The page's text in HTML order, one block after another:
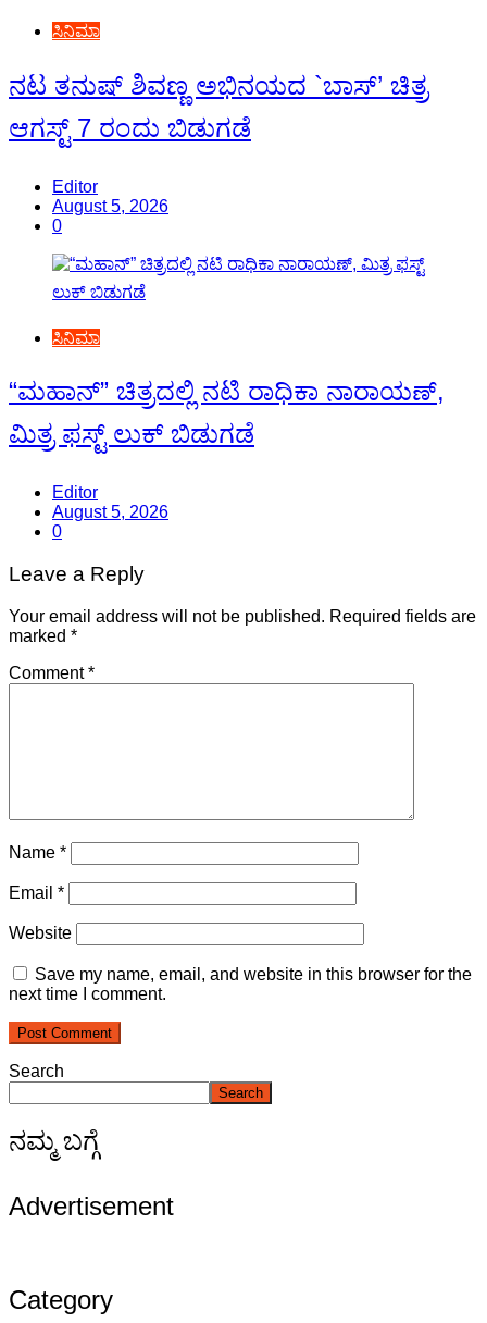
ಸಿನಿಮಾ
ನಟ ತನುಷ್ ಶಿವಣ್ಣ ಅಭಿನಯದ `ಬಾಸ್’ ಚಿತ್ರ
ಆಗಸ್ಟ್ 7 ರಂದು ಬಿಡುಗಡೆ
Editor
August 5, 2026
0
ಸಿನಿಮಾ
“ಮಹಾನ್” ಚಿತ್ರದಲ್ಲಿ ನಟಿ ರಾಧಿಕಾ ನಾರಾಯಣ್,
ಮಿತ್ರ ಫಸ್ಟ್ ಲುಕ್ ಬಿಡುಗಡೆ
Editor
August 5, 2026
0
Leave a Reply
Your email address will not be published. Required fields are
marked *
Comment*
Name *
Email *
Website
Save my name, email, and website in this browser for the
next time I comment.
Search
Search
ನಮ್ಮ ಬಗ್ಗೆ
Advertisement
Category